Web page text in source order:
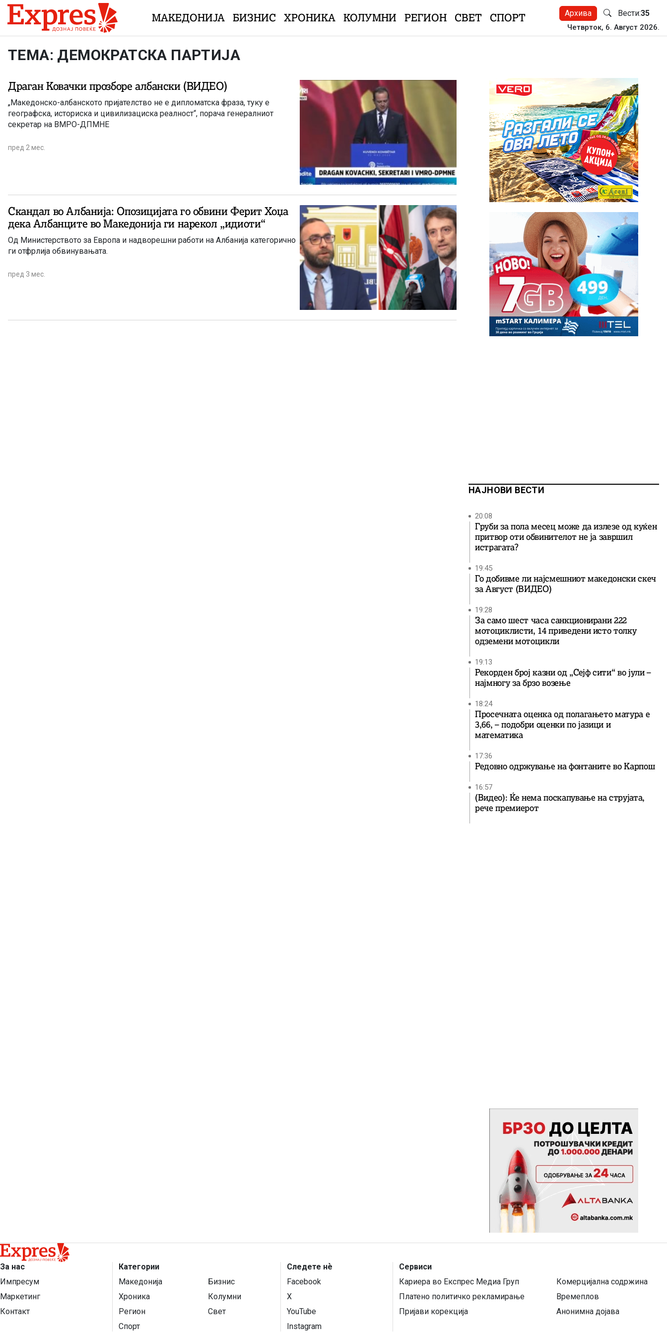
Skip to content
МАКЕДОНИЈА БИЗНИС ХРОНИКА КОЛУМНИ РЕГИОН СВЕТ СПОРТ Архива Вести:35
Четврток, 6. Август 2026.
ТЕМА: ДЕМОКРАТСКА ПАРТИЈА
Драган Ковачки прозборе албански (ВИДЕО)
„Македонско-албанското пријателство не е дипломатска фраза, туку е
географска, историска и цивилизациска реалност“, порача генералниот
секретар на ВМРО-ДПМНЕ
пред 2 мес.
Скандал во Албанија: Опозицијата го обвини Ферит Хоџа
дека Албанците во Македонија ги нарекол „идиоти“
Од Министерството за Европа и надворешни работи на Албанија категорично
ги отфрлија обвинувањата.
пред 3 мес.
НАЈНОВИ ВЕСТИ
20:08
Груби за пола месец може да излезе од куќен
притвор оти обвинителот не ја завршил
истрагата?
19:45
Го добивме ли најсмешниот македонски скеч
за Август (ВИДЕО)
19:28
За само шест часа санкционирани 222
мотоциклисти, 14 приведени исто толку
одземени мотоцикли
19:13
Рекорден број казни од „Сејф сити“ во јули –
најмногу за брзо возење
18:24
Просечната оценка од полагањето матура е
3,66, – подобри оценки по јазици и
математика
17:36
Редовно одржување на фонтаните во Карпош
16:57
(Видео): Ќе нема поскапување на струјата,
рече премиерот
За нас
Импресум
Маркетинг
Контакт
Категории
Македонија
Бизнис
Хроника
Колумни
Регион
Свет
Спорт
Следете нѐ
Facebook
X
YouTube
Instagram
Сервиси
Кариера во Експрес Медиа Груп
Комерцијална содржина
Платено политичко рекламирање
Времеплов
Пријави корекција
Анонимна дојава